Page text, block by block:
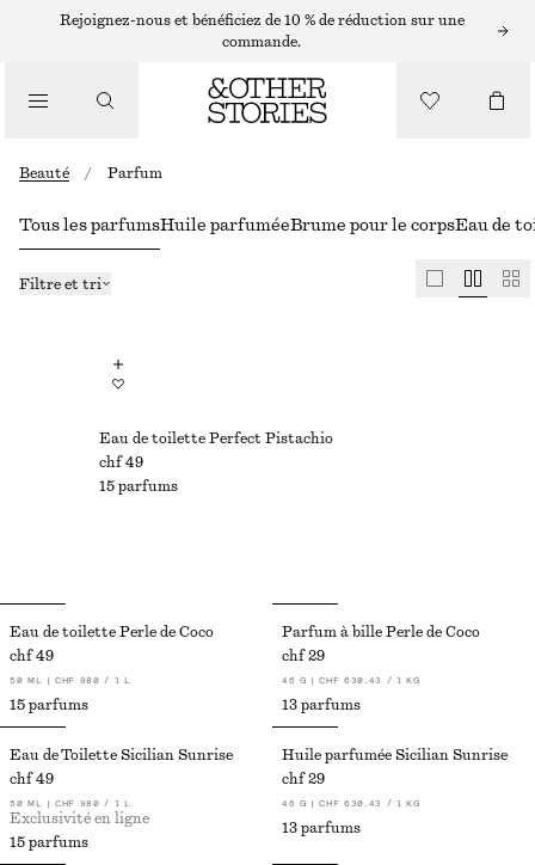
Rejoignez-nous et bénéficiez de 10 % de réduction sur une
commande.
Beauté / Parfum
Tous les parfumsHuile parfuméeBrume pour le corpsEau de
Filtre et tri
Eau de toilette Perle de Coco
chf 49
50 ML | CHF 980 / 1 L
15 parfums
Parfum à bille Perle de Coco
chf 29
46 G | CHF 630.43 / 1 KG
13 parfums
Eau de Toilette Sicilian Sunrise
chf 49
50 ML | CHF 980 / 1 L
15 parfums
Exclusivité en ligne
Huile parfumée Sicilian Sunrise
chf 29
46 G | CHF 630.43 / 1 KG
13 parfums
Eau de toilette Perfect Pistachio​
chf 49
15 parfums